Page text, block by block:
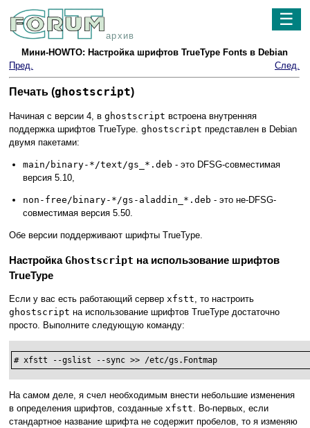
архив
☰
Мини-HOWTO: Настройка шрифтов TrueType Fonts в Debian
Пред.
След.
Печать (ghostscript)
Начиная с версии 4, в ghostscript встроена внутренняя
поддержка шрифтов TrueType. ghostscript представлен в Debian
двумя пакетами:
main/binary-*/text/gs_*.deb - это DFSG-совместимая
версия 5.10,
non-free/binary-*/gs-aladdin_*.deb - это не-DFSG-
совместимая версия 5.50.
Обе версии поддерживают шрифты TrueType.
НастройкаGhostscript на использование шрифтов
TrueType
Если у вас есть работающий сервер xfstt , то настроить
ghostscript на использование шрифтов TrueType достаточно
просто. Выполните следующую команду:
# xfstt --gslist --sync >> /etc/gs.Fontmap
На самом деле, я счел необходимым внести небольшие изменения
в определения шрифтов, созданные xfstt . Во-первых, если
стандартное название шрифта не содержит пробелов, то я изменяю